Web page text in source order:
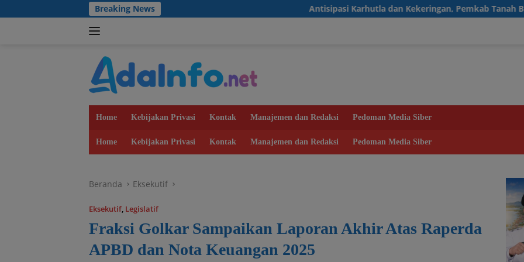
ke
Breaking News Antisipasi Karhutla dan Kekeringan, Pemkab Tanah Bumbu Aktifkan
Home Kebijakan Privasi Kontak Manajemen dan Redaksi Pedoman Media Siber
Home Kebijakan Privasi Kontak Manajemen dan Redaksi Pedoman Media Siber
Beranda Eksekutif
Eksekutif, Legislatif
Fraksi Golkar Sampaikan Laporan Akhir Atas Raperda
APBD dan Nota Keuangan 2025